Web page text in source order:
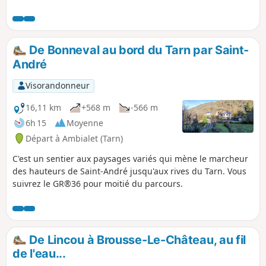
De Bonneval au bord du Tarn par Saint-
André
Visorandonneur
16,11 km
+568 m
-566 m
6h 15
Moyenne
Départ à Ambialet (Tarn)
C'est un sentier aux paysages variés qui mène le marcheur
des hauteurs de Saint-André jusqu'aux rives du Tarn. Vous
suivrez le GR®36 pour moitié du parcours.
De Lincou à Brousse-Le-Château, au fil
de l'eau...